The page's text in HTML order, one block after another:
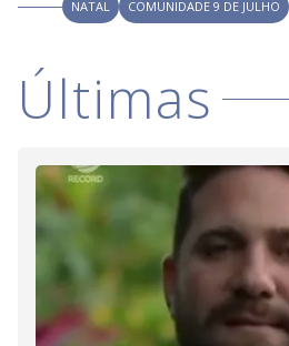
V
i
d
e
o
d
o
NATAL COMUNIDADE 9 DE JULHO
Últimas